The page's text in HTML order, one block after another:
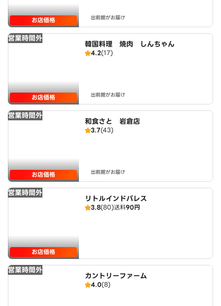
お店価格 出前館がお届け
営業時間外
お店価格
韓国料理 焼肉 しんちゃん
4.2(17)
出前館がお届け
営業時間外
お店価格
和食さと 岩倉店
3.7(43)
出前館がお届け
営業時間外
お店価格
リトルインドパレス
3.8(80)送料90円
営業時間外
カントリーファーム
4.0(8)